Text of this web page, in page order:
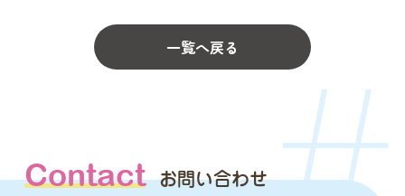
一覧へ戻る
Contact お問い合わせ